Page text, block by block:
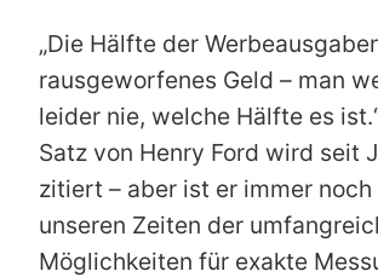
„Die Hälfte der
rausgeworfenes Geld – man
leider nie, welche Hälfte es
Satz von Henry Ford wird seit
zitiert – aber ist er immer noch
unseren Zeiten der
Möglichkeiten für exakte